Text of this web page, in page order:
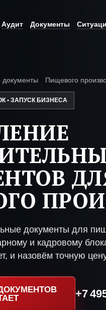
Аудит Документы
Пищевого
• ЗАПУСК БИЗНЕСА
документы для
и кадровому
и назовём точную
+7